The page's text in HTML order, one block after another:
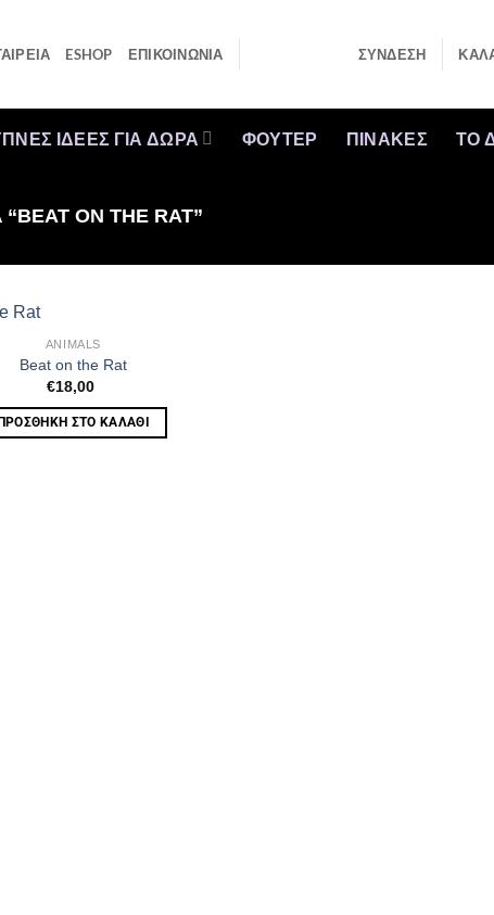
ESHOP ΕΠΙΚΟΙΝΩΝΙΑ ΣΎΝΔΕΣΗ
ΙΔΕΕΣ ΓΙΑ ΔΩΡΑ ΦΟΥΤΕΡ ΠΙΝΑΚΕΣ ΤΟ
ON THE RAT”
ANIMALS
Beat on the Rat
€18,00
ΠΡΟΣΘΉΚΗ ΣΤΟ ΚΑΛΆΘΙ